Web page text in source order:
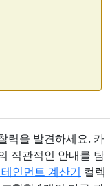
력을 발견하세요. 카
직관적인 안내를 탐
인먼트 계산기 컬렉